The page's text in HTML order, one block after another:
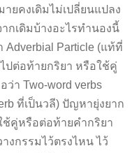
ยคงเดิมไม่เปลี่ยนแปลง
กเดิมบ้างอะไรทำนองนี้
Adverbial Particle (แท้ที่
ปต่อท้ายกริยา หรือใช้คู่
ว่า Two-word verbs
ที่เป็นวลี) ปัญหายุ่งยาก
ช้คู่หรือต่อท้ายคำกริยา
งกรรมไว้ตรงไหน ไว้